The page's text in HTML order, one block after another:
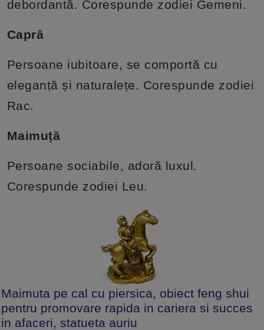
debordantă. Corespunde zodiei Gemeni.
Capră
Persoane iubitoare, se comportă cu
eleganță și naturalețe. Corespunde zodiei
Rac.
Maimuță
Persoane sociabile, adoră luxul.
Corespunde zodiei Leu.
Maimuta pe cal cu piersica, obiect feng shui
pentru promovare rapida in cariera si succes
in afaceri, statueta auriu